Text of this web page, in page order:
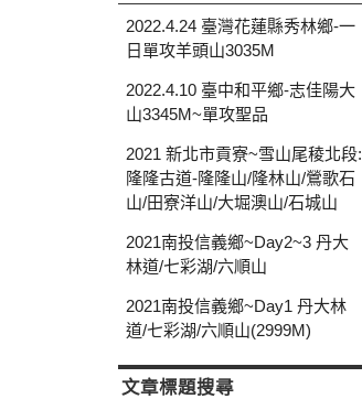
2022.4.24 臺灣花蓮縣秀林鄉-一
日單攻羊頭山3035M
2022.4.10 臺中和平鄉-志佳陽大
山3345M~單攻聖品
2021 新北市貢寮~雪山尾稜北段:
隆隆古道-隆隆山/隆林山/鶯歌石
山/田寮洋山/大堀澳山/石城山
2021南投信義鄉~Day2~3 丹大
林道/七彩湖/六順山
2021南投信義鄉~Day1 丹大林
道/七彩湖/六順山(2999M)
文章標題搜尋